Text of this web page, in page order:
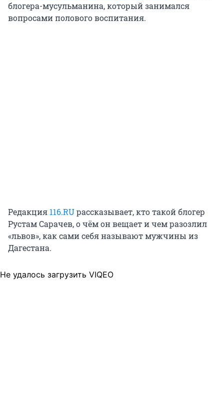
блогера-мусульманина, который занимался
вопросами полового воспитания.
Редакция 116.RUрассказывает, кто такой блогер
Рустам Сарачев, о чём он вещает и чем разозлил
«львов», как сами себя называют мужчины из
Дагестана.
Не удалось загрузить VIQEO